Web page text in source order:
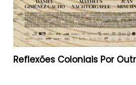
Reflexões Coloniais Por